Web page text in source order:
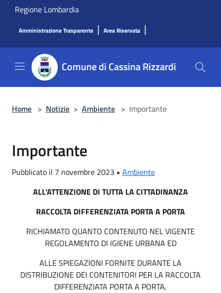
Salta al contenuto principale
Regione Lombardia
Amministrazione Trasparente | Area Riservata |
Comune di Cassina Rizzardi
Home > Notizie > Ambiente > Importante
Importante
Pubblicato il 7 novembre 2023 • Ambiente
ALL’ATTENZIONE DI TUTTA LA CITTADINANZA
RACCOLTA DIFFERENZIATA PORTA A PORTA
RICHIAMATO QUANTO CONTENUTO NEL VIGENTE
REGOLAMENTO DI IGIENE URBANA ED
ALLE SPIEGAZIONI FORNITE DURANTE LA
DISTRIBUZIONE DEI CONTENITORI PER LA RACCOLTA
DIFFERENZIATA PORTA A PORTA,